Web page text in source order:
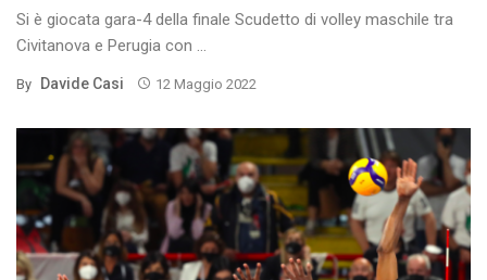
Si è giocata gara-4 della finale Scudetto di volley maschile tra
Civitanova e Perugia con ...
By Davide Casi 12 Maggio 2022